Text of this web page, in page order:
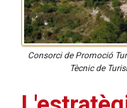
Consorci de Promoció
Tècnic de